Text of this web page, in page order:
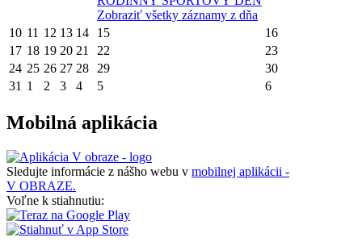
Zobraziť všetky záznamy z dňa
10 11 12 13 14 15
16
17 18 19 20 21 22
23
24 25 26 27 28 29
30
31 1 2 3 4 5 6
Mobilná aplikácia
Sledujte informácie z nášho webu v mobilnej aplikácii -
V OBRAZE.
Voľne k stiahnutiu: